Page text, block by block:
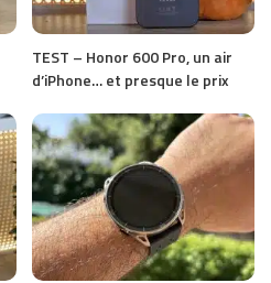
TEST – Honor 600 Pro, un air
d’iPhone… et presque le prix